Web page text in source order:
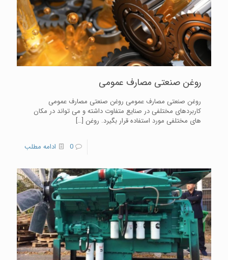
روغن صنعتی مصارف عمومی
روغن صنعتی مصارف عمومی روغن صنعتی مصارف عمومی
کاربردهای مختلفی در صنایع متفاوت داشته و می تواند در مکان
های مختلفی مورد استفاده قرار بگیرد. روغن […]
0 ادامه مطلب